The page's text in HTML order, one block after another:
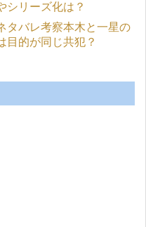
シリーズ化は？
タバレ考察本木と一星の
目的が同じ共犯？